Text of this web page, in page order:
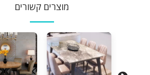
מוצרים קשורים